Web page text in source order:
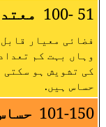
51 -100
فضائی معیار
وہاں بہت کم
کی تشویش ہو سکتی
حساس ہیں.
101-150